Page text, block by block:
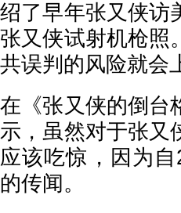
绍了早年张又侠访
张又侠试射机枪照
共误判的风险就会
在《张又侠的倒台
示，虽然对于张又
应该吃惊，因为
的传闻。